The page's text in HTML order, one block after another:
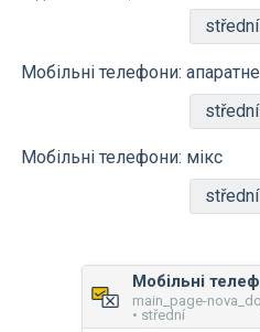
střední
Мобільні телефони:
střední
Мобільні телефони: мікс
střední
Мобільні
main_page-
• střední